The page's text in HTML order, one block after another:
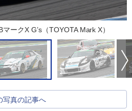
ークX G’s（TOYOTA Mark X）
写真の記事へ